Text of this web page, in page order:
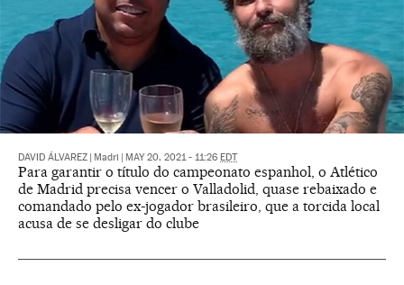
DAVID ÁLVAREZ Madri MAY 20, 2021 - 11:26 EDT
Para garantir o título do campeonato espanhol, o Atlético
de Madrid precisa vencer o Valladolid, quase rebaixado e
comandado pelo ex-jogador brasileiro, que a torcida local
acusa de se desligar do clube